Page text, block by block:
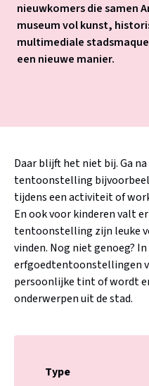
nieuwkomers die samen
museum vol kunst,
multimediale
een nieuwe manier.
Daar blijft het niet bij. Ga
tentoonstelling
tijdens een activiteit of
En ook voor kinderen valt
tentoonstelling zijn leuke
vinden. Nog niet genoeg?
erfgoedtentoonstellingen
persoonlijke tint of wordt
onderwerpen uit de stad.
Type